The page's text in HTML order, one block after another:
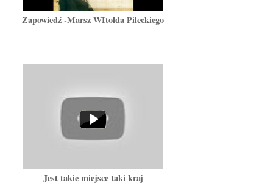
Zapowiedź -Marsz WItolda Pileckiego
Jest takie miejsce taki kraj